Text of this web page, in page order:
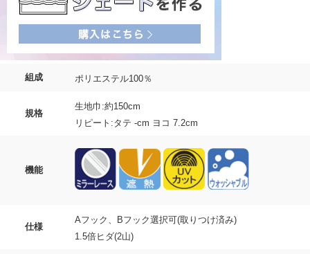
組成 ポリエステル100％
規格
生地巾:約150cm
リピート:タテ -cm ヨコ 7.2cm
機能
仕様
Aフック、Bフック選択可(取りつけ済み)
1.5倍ヒダ(2山)